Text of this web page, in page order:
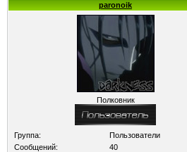
paronoik
Полковник
Группа:
Пользователи
Сообщений:
40